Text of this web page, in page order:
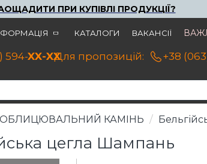
КАТАЛОГИ ВАКАНСІЇ
594-21-22
XX-XXДля пропозицій: +38
ОБЛИЦЮВАЛЬНИЙ КАМІНЬ
цегла Шампань
ПРИ КУПІВЛІ ПРОДУКЦІЇ?